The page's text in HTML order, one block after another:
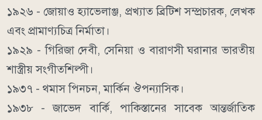
১৯২৬ - জোয়াও হ্যাভেলাঞ্জ, প্রখ্যাত ব্রিটিশ সম্প্রচারক, লেখক
এবং প্রামাণ্যচিত্র নির্মাতা।
১৯২৯ - গিরিজা দেবী, সেনিয়া ও বারাণসী ঘরানার ভারতীয়
শাস্ত্রীয় সংগীতশিল্পী।
১৯৩৭ - থমাস পিনচন, মার্কিন ঔপন্যাসিক।
১৯৩৮ - জাভেদ বার্কি, পাকিস্তানের সাবেক আন্তর্জাতিক